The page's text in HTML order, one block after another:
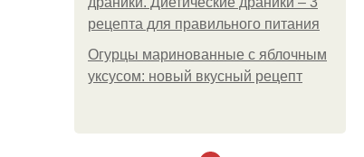
рецепта для правильного питания
Огурцы маринованные с яблочным
уксусом: новый вкусный рецепт